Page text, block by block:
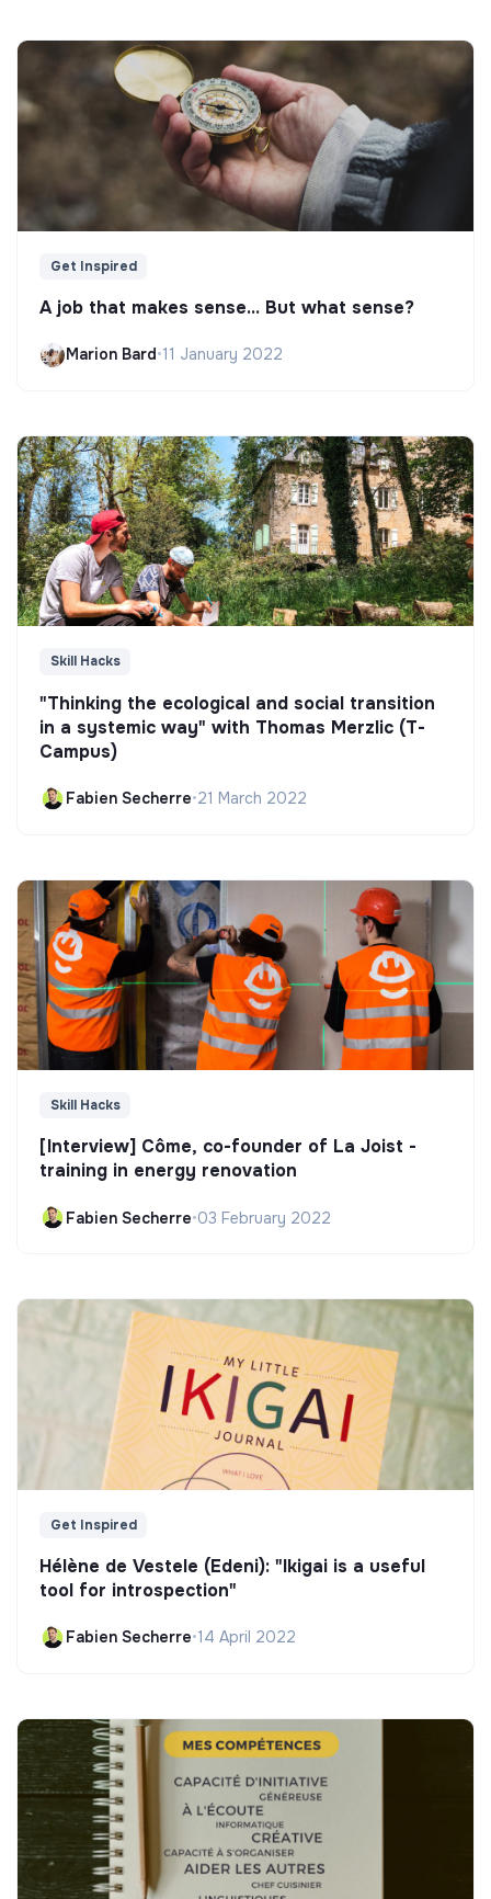
Get Inspired
A job that makes sense... But what sense?
Marion Bard•11 January 2022
Skill Hacks
"Thinking the ecological and social transition
in a systemic way" with Thomas Merzlic (T-
Campus)
Fabien Secherre•21 March 2022
Skill Hacks
[Interview] Côme, co-founder of La Joist -
training in energy renovation
Fabien Secherre•03 February 2022
Get Inspired
Hélène de Vestele (Edeni): "Ikigai is a useful
tool for introspection"
Fabien Secherre•14 April 2022